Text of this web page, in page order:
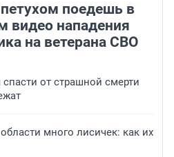
поедешь в
видео нападения
на ветерана СВО
от страшной смерти
много лисичек: как их